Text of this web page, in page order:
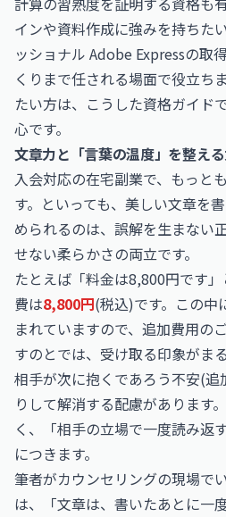
インや資料作成に強みを持ちた
ッショナル Adobe Expressの取
くりまで任される場面で役立ち
たい方は、こうした資格ガイド
心です。
文章力と「言葉の温度」を整え
入会対応の在宅副業で、もっと
す。といっても、美しい文章を
められるのは、誤解を生まない
せない柔らかさの両立です。
たとえば「料金は8,800円です
費は8,800円(税込)です。この中
まれていますので、追加費用の
すのとでは、受け取る印象がま
相手が次に抱くであろう不安(追
りして解消する配慮があります
く、「相手の立場で一度読み返
につきます。
筆者がカウンセリングの現場で
は、「文章は、書いたあとに一